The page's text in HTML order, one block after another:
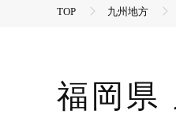
TOP 九州地方
福岡県